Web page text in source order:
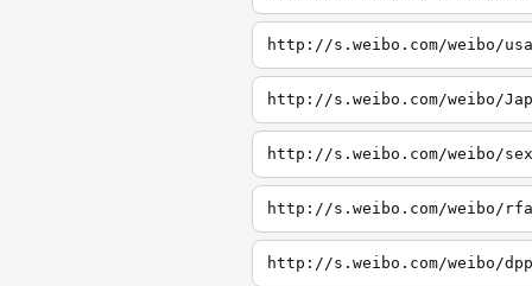
http://s.weibo.com/weibo/usa
http://s.weibo.com/weibo/Jap
http://s.weibo.com/weibo/sex
http://s.weibo.com/weibo/rfa
http://s.weibo.com/weibo/dpp